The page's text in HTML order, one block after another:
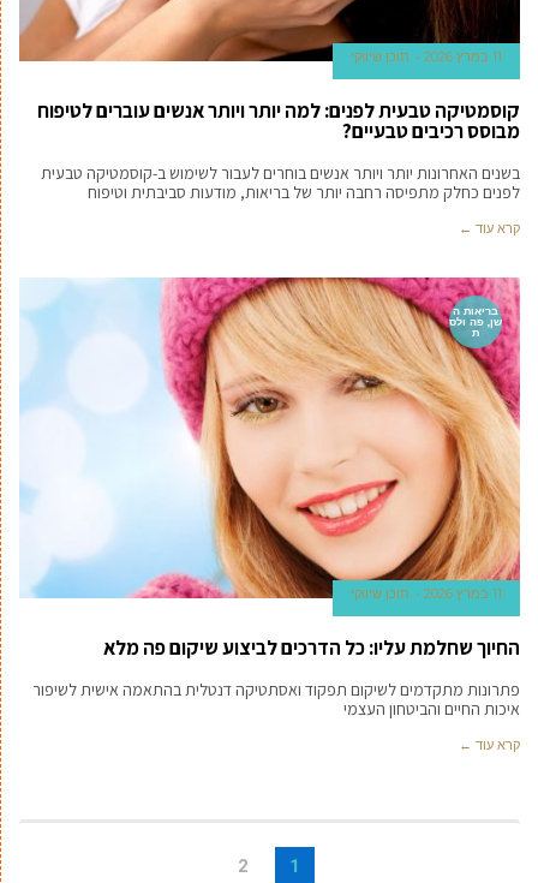
11 במרץ 2026 תוכן שיווקי
קוסמטיקה טבעית לפנים: למה יותר ויותר אנשים עוברים לטיפוח
מבוסס רכיבים טבעיים?
בשנים האחרונות יותר ויותר אנשים בוחרים לעבור לשימוש ב-קוסמטיקה טבעית
לפנים כחלק מתפיסה רחבה יותר של בריאות, מודעות סביבתית וטיפוח
קרא עוד ←
בריאות ה
שן, פה ולס
ת
11 במרץ 2026 תוכן שיווקי
החיוך שחלמת עליו: כל הדרכים לביצוע שיקום פה מלא
פתרונות מתקדמים לשיקום תפקוד ואסתטיקה דנטלית בהתאמה אישית לשיפור
איכות החיים והביטחון העצמי
קרא עוד ←
1
2